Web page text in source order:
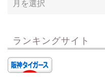
ランキングサイト